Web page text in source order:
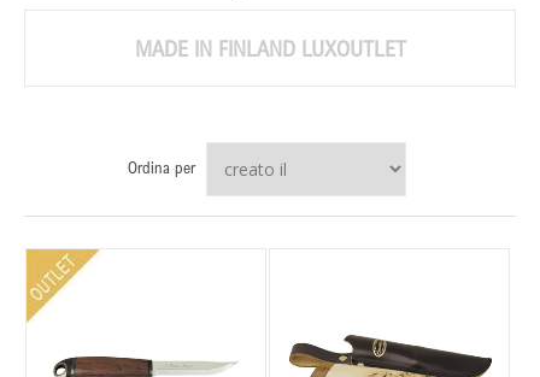
MADE IN FINLAND LUXOUTLET
Ordina per